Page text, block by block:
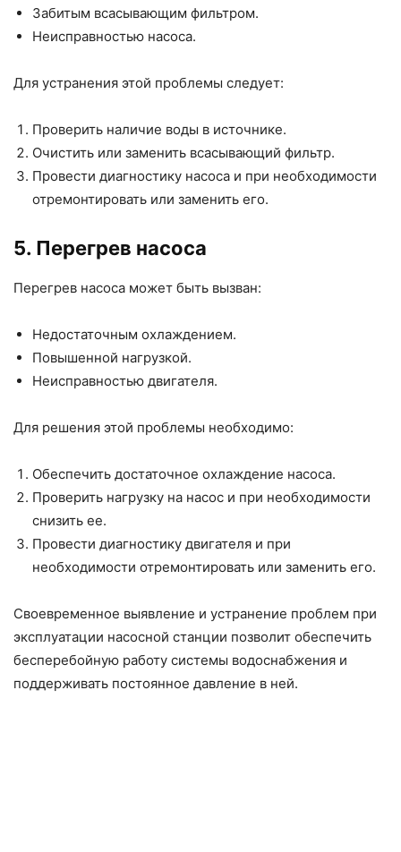
Забитым всасывающим фильтром.
Неисправностью насоса.
Для устранения этой проблемы следует:
Проверить наличие воды в источнике.
Очистить или заменить всасывающий фильтр.
Провести диагностику насоса и при необходимости
отремонтировать или заменить его.
5. Перегрев насоса
Перегрев насоса может быть вызван:
Недостаточным охлаждением.
Повышенной нагрузкой.
Неисправностью двигателя.
Для решения этой проблемы необходимо:
Обеспечить достаточное охлаждение насоса.
Проверить нагрузку на насос и при необходимости
снизить ее.
Провести диагностику двигателя и при
необходимости отремонтировать или заменить его.
Своевременное выявление и устранение проблем при
эксплуатации насосной станции позволит обеспечить
бесперебойную работу системы водоснабжения и
поддерживать постоянное давление в ней.